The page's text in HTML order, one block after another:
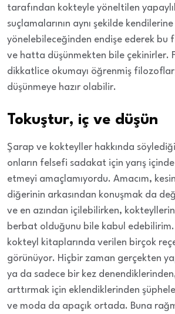
tarafından kokteyle yöneltilen
suçlamalarının aynı şekilde
yönelebileceğinden endişe ederek bu
ve hatta düşünmekten bile çekinirler.
dikkatlice okumayı öğrenmiş
düşünmeye hazır olabilir.
Tokuştur, iç ve düşün
Şarap ve kokteyller hakkında
onların felsefi sadakat için yarış içinde
etmeyi amaçlamıyordu. Amacım,
diğerinin arkasından konuşmak da
ve en azından içilebilirken,
berbat olduğunu bile kabul edebilirim.
kokteyl kitaplarında verilen birçok
görünüyor. Hiçbir zaman gerçekten
ya da sadece bir kez denendiklerinden,
arttırmak için eklendiklerinden
ve moda da apaçık ortada. Buna